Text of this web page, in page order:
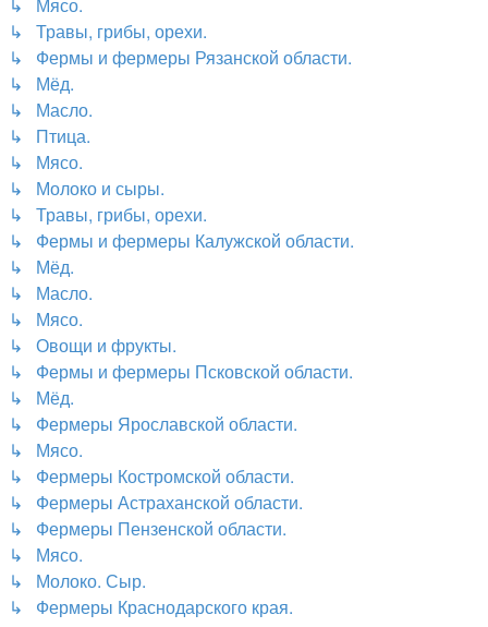
↳ Травы, грибы, орехи.
↳ Фермы и фермеры Рязанской области.
↳ Мёд.
↳ Масло.
↳ Птица.
↳ Мясо.
↳ Молоко и сыры.
↳ Травы, грибы, орехи.
↳ Фермы и фермеры Калужской области.
↳ Мёд.
↳ Масло.
↳ Мясо.
↳ Овощи и фрукты.
↳ Фермы и фермеры Псковской области.
↳ Мёд.
↳ Фермеры Ярославской области.
↳ Мясо.
↳ Фермеры Костромской области.
↳ Фермеры Астраханской области.
↳ Фермеры Пензенской области.
↳ Мясо.
↳ Молоко. Сыр.
↳ Фермеры Краснодарского края.